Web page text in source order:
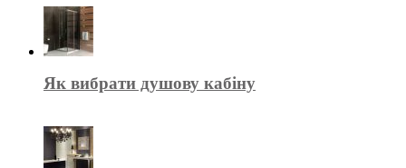
Як вибрати душову кабіну